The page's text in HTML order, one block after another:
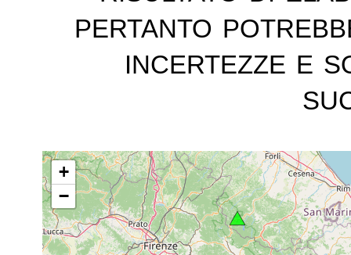
pertanto
incertezze e
+
−